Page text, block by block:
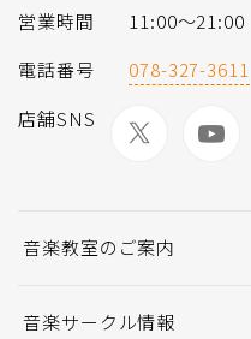
営業時間
11:00〜21:00
電話番号
078-327-3611
店舗SNS
音楽教室のご案内
音楽サークル情報